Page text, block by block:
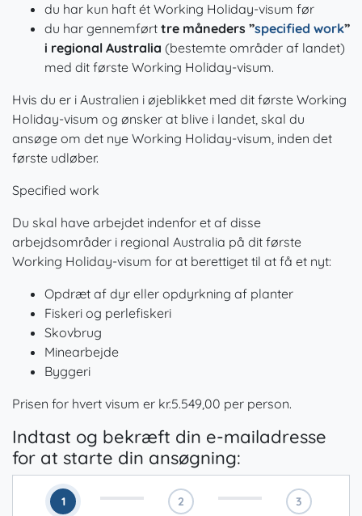
du har kun haft ét Working Holiday-visum før
du har gennemført tre måneders ”specified work”
i regional Australia (bestemte områder af landet)
med dit første Working Holiday-visum.
Hvis du er i Australien i øjeblikket med dit første Working
Holiday-visum og ønsker at blive i landet, skal du
ansøge om det nye Working Holiday-visum, inden det
første udløber.
Specified work
Du skal have arbejdet indenfor et af disse
arbejdsområder i regional Australia på dit første
Working Holiday-visum for at berettiget til at få et nyt:
Opdræt af dyr eller opdyrkning af planter
Fiskeri og perlefiskeri
Skovbrug
Minearbejde
Byggeri
Prisen for hvert visum er kr.5.549,00 per person.
Indtast og bekræft din e-mailadresse
for at starte din ansøgning:
1 2 3